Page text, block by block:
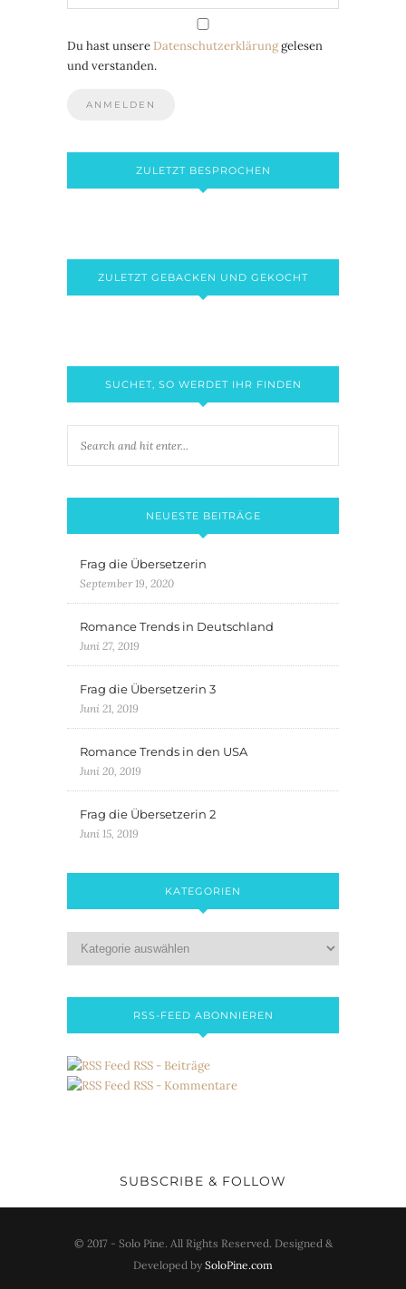
Du hast unsere Datenschutzerklärunggelesen
und verstanden.
ZULETZT BESPROCHEN
ZULETZT GEBACKEN UND GEKOCHT
SUCHET, SO WERDET IHR FINDEN
NEUESTE BEITRÄGE
Frag die Übersetzerin
September 19, 2020
Romance Trends in Deutschland
Juni 27, 2019
Frag die Übersetzerin 3
Juni 21, 2019
Romance Trends in den USA
Juni 20, 2019
Frag die Übersetzerin 2
Juni 15, 2019
KATEGORIEN
RSS-FEED ABONNIEREN
RSS - Beiträge
RSS - Kommentare
SUBSCRIBE & FOLLOW
© 2017 - Solo Pine. All Rights Reserved. Designed &
Developed by SoloPine.com